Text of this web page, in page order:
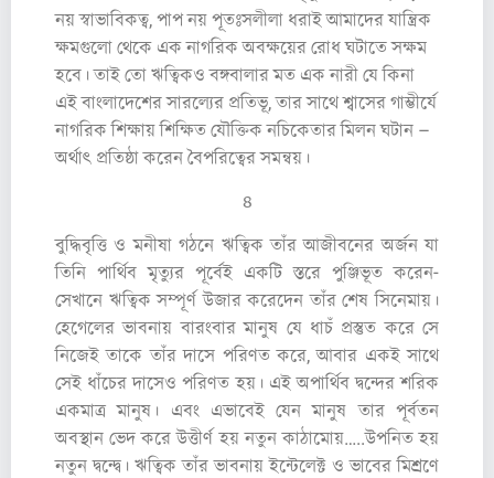
নয় স্বাভাবিকত্ব, পাপ নয় পূতঃসলীলা ধরাই আমাদের যান্ত্রিক
ক্ষমগুলো থেকে এক নাগরিক অবক্ষয়ের রোধ ঘটাতে সক্ষম
হবে। তাই তো ঋত্বিকও বঙ্গবালার মত এক নারী যে কিনা
এই বাংলাদেশের সারল্যের প্রতিভূ, তার সাথে শ্বাসের গাম্ভীর্যে
নাগরিক শিক্ষায় শিক্ষিত যৌক্তিক নচিকেতার মিলন ঘটান –
অর্থাৎ প্রতিষ্ঠা করেন বৈপরিত্বের সমন্বয়।
৪
বুদ্ধিবৃত্তি ও মনীষা গঠনে ঋত্বিক তাঁর আজীবনের অর্জন যা
তিনি পার্থিব মৃত্যুর পূর্বেই একটি স্তরে পুঞ্জিভূত করেন-
সেখানে ঋত্বিক সম্পূর্ণ উজার করেদেন তাঁর শেষ সিনেমায়।
হেগেলের ভাবনায় বারংবার মানুষ যে ধাচঁ প্রস্তুত করে সে
নিজেই তাকে তাঁর দাসে পরিণত করে, আবার একই সাথে
সেই ধাঁচের দাসেও পরিণত হয়। এই অপার্থিব দ্বন্দের শরিক
একমাত্র মানুষ। এবং এভাবেই যেন মানুষ তার পূর্বতন
অবস্থান ভেদ করে উত্তীর্ণ হয় নতুন কাঠামোয়…..উপনিত হয়
নতুন দ্বন্দ্বে। ঋত্বিক তাঁর ভাবনায় ইন্টেলেক্ট ও ভাবের মিশ্রণে